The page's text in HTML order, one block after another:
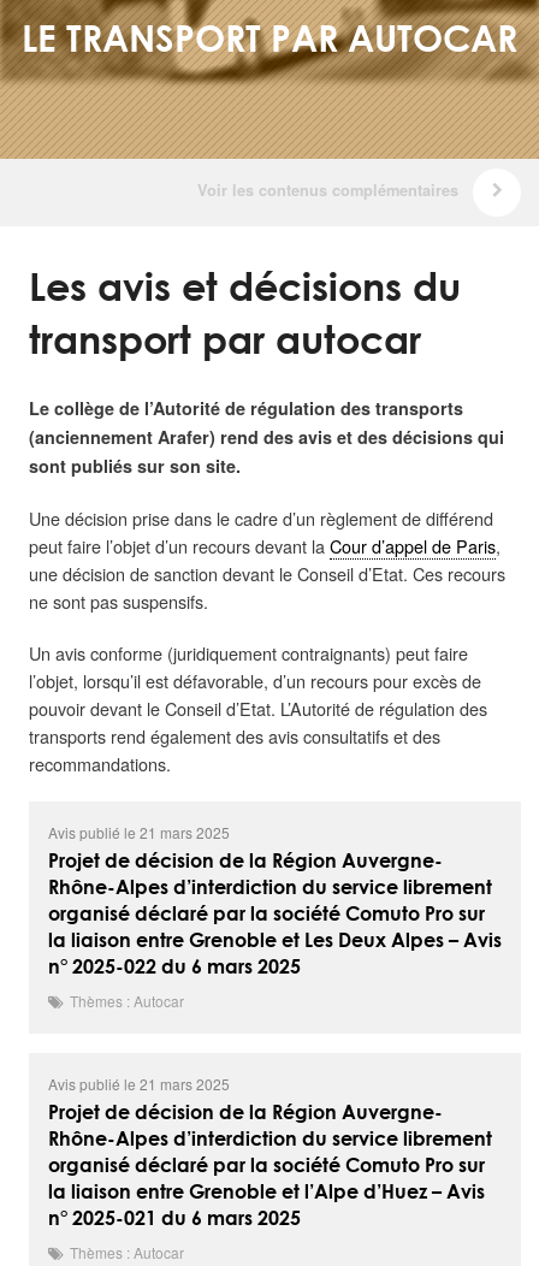
LE TRANSPORT PAR AUTOCAR
Les avis et décisions du
transport par autocar
Le collège de l’Autorité de régulation des transports
(anciennement Arafer) rend des avis et des décisions qui
sont publiés sur son site.
Une décision prise dans le cadre d’un règlement de différend
peut faire l’objet d’un recours devant la Cour d’appel de Paris,
une décision de sanction devant le Conseil d’Etat. Ces recours
ne sont pas suspensifs.
Un avis conforme (juridiquement contraignants) peut faire
l’objet, lorsqu’il est défavorable, d’un recours pour excès de
pouvoir devant le Conseil d’Etat. L’Autorité de régulation des
transports rend également des avis consultatifs et des
recommandations.
Avis publié le 21 mars 2025
Projet de décision de la Région Auvergne-
Rhône-Alpes d’interdiction du service librement
organisé déclaré par la société Comuto Pro sur
la liaison entre Grenoble et Les Deux Alpes – Avis
n° 2025-022 du 6 mars 2025
Thèmes : Autocar
Avis publié le 21 mars 2025
Projet de décision de la Région Auvergne-
Rhône-Alpes d’interdiction du service librement
organisé déclaré par la société Comuto Pro sur
la liaison entre Grenoble et l’Alpe d’Huez – Avis
n° 2025-021 du 6 mars 2025
Thèmes : Autocar